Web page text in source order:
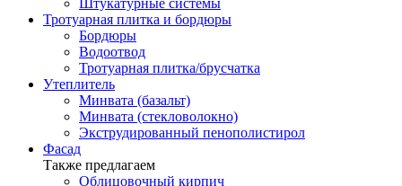
Штукатурные системы
Тротуарная плитка и бордюры
Бордюры
Водоотвод
Тротуарная плитка/брусчатка
Утеплитель
Минвата (базальт)
Минвата (стекловолокно)
Экструдированный пенополистирол
Фасад
Также предлагаем
Облицовочный кирпич